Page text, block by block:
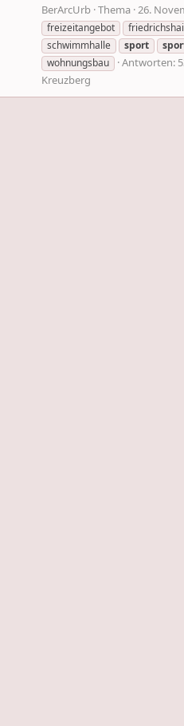
BerArcUrb Thema 26.
freizeitangebot
schwimmhalle
sport
wohnungsbau
Antworten:
Kreuzberg